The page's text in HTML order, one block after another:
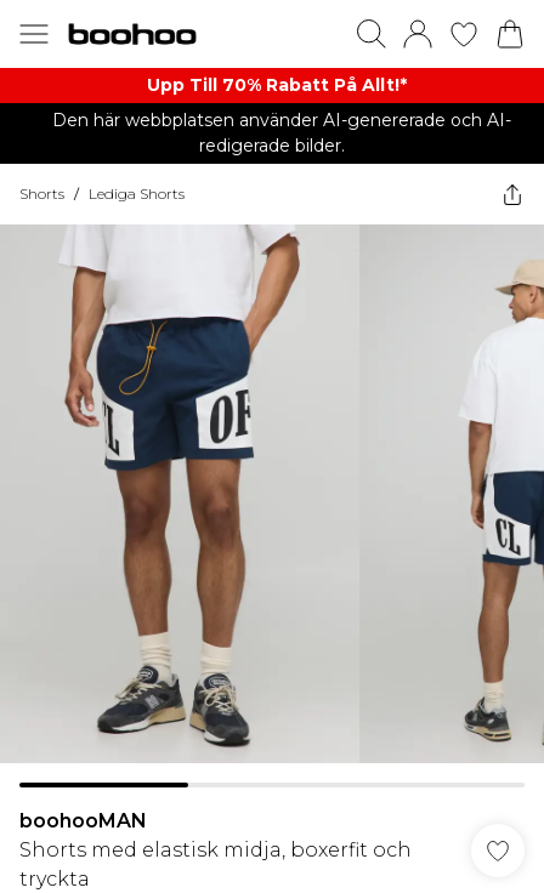
Upp Till 70% Rabatt På Allt!*
Den här webbplatsen använder AI-genererade och AI-
redigerade bilder.
Shorts / Lediga Shorts
boohooMAN
Shorts med elastisk midja, boxerfit och
tryckta